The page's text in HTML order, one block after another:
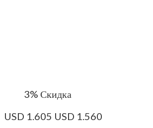
3% Скидка
USD 1.605 USD 1.560